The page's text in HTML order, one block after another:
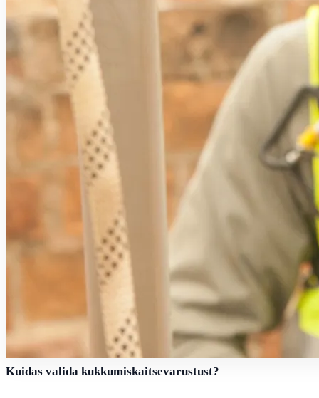
Kuidas valida kukkumiskaitsevarustust?